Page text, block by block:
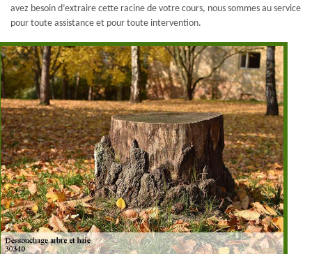
avez besoin d’extraire cette racine de votre cours, nous sommes au service
pour toute assistance et pour toute intervention.